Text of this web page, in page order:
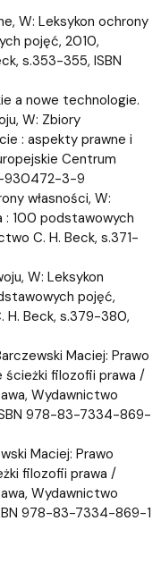
W: Leksykon ochrony
pojęć, 2010,
s.353-355, ISBN
a nowe technologie.
W: Zbiory
: aspekty prawne i
Centrum
930472-3-9
własności, W:
: 100 podstawowych
C. H. Beck, s.371-
W: Leksykon
pojęć,
H. Beck, s.379-380,
Maciej: Prawo
ścieżki filozofii prawa /
Wydawnictwo
978-83-7334-869-
Maciej: Prawo
filozofii prawa /
Wydawnictwo
978-83-7334-869-1